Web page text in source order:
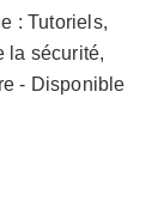
: Tutoriels,
la sécurité,
- Disponible